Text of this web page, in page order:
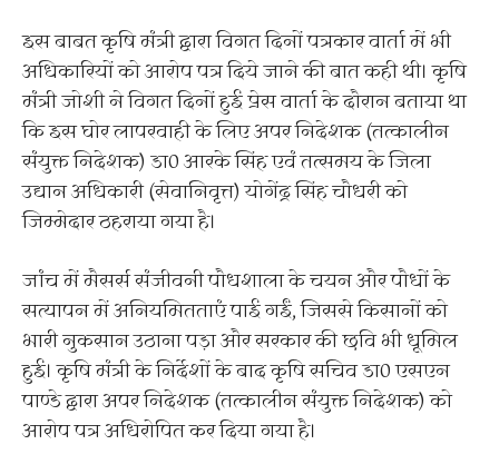
इस बाबत कृषि मंत्री द्वारा विगत दिनों पत्रकार वार्ता में भी
अधिकारियों को आरोप पत्र दिये जाने की बात कही थी। कृषि
मंत्री जोशी ने विगत दिनों हुई प्रेस वार्ता के दौरान बताया था
कि इस घोर लापरवाही के लिए अपर निदेशक (तत्कालीन
संयुक्त निदेशक) डा0 आरके सिंह एवं तत्समय के जिला
उद्यान अधिकारी (सेवानिवृत्त) योगेंद्र सिंह चौधरी को
जिम्मेदार ठहराया गया है।
जांच में मैसर्स संजीवनी पौधशाला के चयन और पौधों के
सत्यापन में अनियमितताएं पाई गईं, जिससे किसानों को
भारी नुकसान उठाना पड़ा और सरकार की छवि भी धूमिल
हुई। कृषि मंत्री के निर्देशों के बाद कृषि सचिव डा0 एसएन
पाण्डे द्वारा अपर निदेशक (तत्कालीन संयुक्त निदेशक) को
आरोप पत्र अधिरोपित कर दिया गया है।